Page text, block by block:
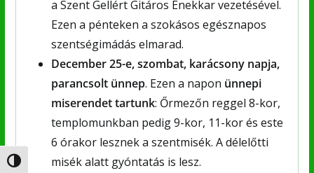
Nagy kontraszt váltása
a Szent Gellért Gitáros Énekkar vezetésével.
Ezen a pénteken a szokásos egésznapos
szentségimádás elmarad.
December 25-e, szombat, karácsony napja,
parancsolt ünnep. Ezen a napon ünnepi
miserendet tartunk: Őrmezőn reggel 8-kor,
templomunkban pedig 9-kor, 11-kor és este
6 órakor lesznek a szentmisék. A délelőtti
misék alatt gyóntatás is lesz.